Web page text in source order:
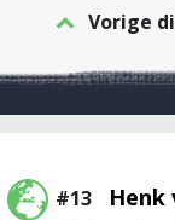
Vorige
#13 Henk